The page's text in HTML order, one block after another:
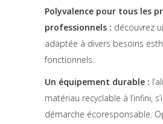
Polyvalence pour tous les
professionnels : découvrez
adaptée à divers besoins
fonctionnels.
Un équipement durable :
matériau recyclable à l’infini,
démarche écoresponsable.